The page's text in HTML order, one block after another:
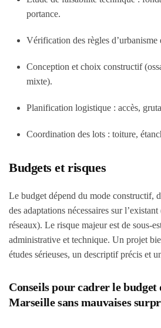
portance.
Vérification des règles d’urbanisme
Conception et choix constructif
mixte).
Planification logistique : accès,
Coordination des lots : toiture,
Budgets et risques
Le budget dépend du mode constructif,
des adaptations nécessaires sur
réseaux). Le risque majeur est de sous-
administrative et technique. Un projet
études sérieuses, un descriptif précis et
Conseils pour cadrer le budget
Marseille sans mauvaises